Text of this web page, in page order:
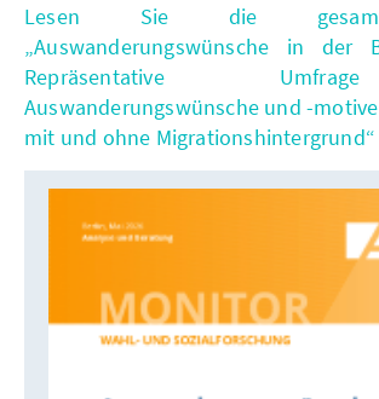
Lesen Sie die
„Auswanderungswünsche in der
Repräsentative
Auswanderungswünsche und -
mit und ohne Migrationshintergrund“